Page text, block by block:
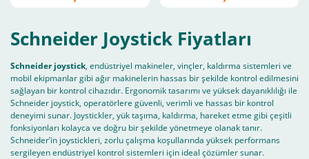
Schneider Joystick Fiyatları
Schneider joystick, endüstriyel makineler, vinçler, kaldırma sistemleri ve
mobil ekipmanlar gibi ağır makinelerin hassas bir şekilde kontrol edilmesini
sağlayan bir kontrol cihazıdır. Ergonomik tasarımı ve yüksek dayanıklılığı ile
Schneider joystick, operatörlere güvenli, verimli ve hassas bir kontrol
deneyimi sunar. Joystickler, yük taşıma, kaldırma, hareket etme gibi çeşitli
fonksiyonları kolayca ve doğru bir şekilde yönetmeye olanak tanır.
Schneider’in joystickleri, zorlu çalışma koşullarında yüksek performans
sergileyen endüstriyel kontrol sistemleri için ideal çözümler sunar.